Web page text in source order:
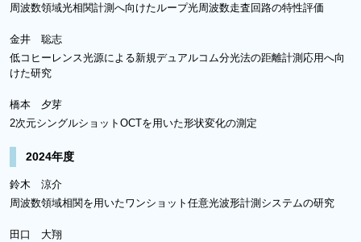
周波数領域光相関計測へ向けたループ光周波数走査回路の特性評価
金井 聡志
低コヒーレンス光源による新規デュアルコム分光法の距離計測応用へ向
けた研究
橋本 夕芽
2次元シングルショットOCTを用いた形状変化の測定
2024年度
鈴木 涼介
周波数領域相関を用いたワンショット任意光波形計測システムの研究
田口 大翔